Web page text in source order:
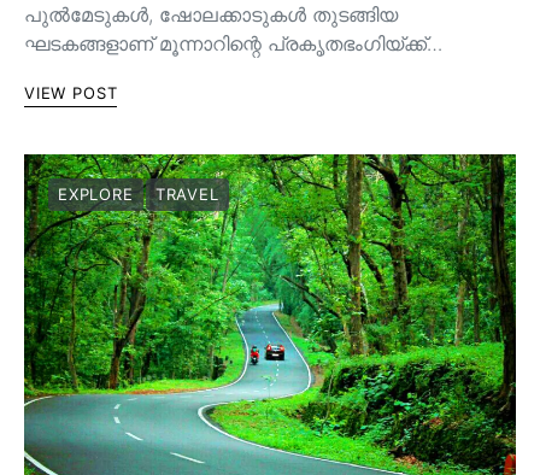
പുൽമേടുകൾ, ഷോലക്കാടുകൾ തുടങ്ങിയ
ഘടകങ്ങളാണ് മൂന്നാറിന്റെ പ്രകൃതഭംഗിയ്ക്ക്…
VIEW POST
EXPLORE TRAVEL